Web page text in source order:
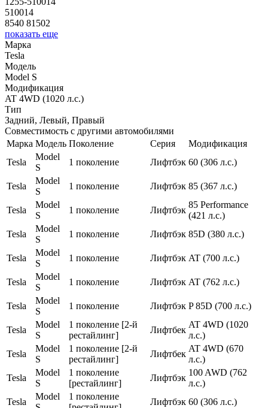
510014
8540 81502
показать еще
Марка
Tesla
Модель
Model S
Модификация
AT 4WD (1020 л.с.)
Тип
Задний, Левый, Правый
Совместимость с другими автомобилями
Марка Модель Поколение Серия
Модификация
Tesla
Model
S
1 поколение Лифтбэк 60 (306 л.с.)
Tesla
Model
S
1 поколение Лифтбэк 85 (367 л.с.)
Tesla
Model
S
1 поколение Лифтбэк
85 Performance
(421 л.с.)
Tesla
Model
S
1 поколение Лифтбэк 85D (380 л.с.)
Tesla
Model
S
1 поколение Лифтбэк AT (700 л.с.)
Tesla
Model
S
1 поколение Лифтбэк AT (762 л.с.)
Tesla
Model
S
1 поколение Лифтбэк P 85D (700 л.с.)
Tesla
Model
S
1 поколение [2-й
рестайлинг]
Лифтбек
AT 4WD (1020
л.с.)
Tesla
Model
S
1 поколение [2-й
рестайлинг]
Лифтбек
AT 4WD (670
л.с.)
Tesla
Model
S
1 поколение
[рестайлинг]
Лифтбэк
100 AWD (762
л.с.)
Tesla
Model
1 поколение
Лифтбэк 60 (306 л.с.)